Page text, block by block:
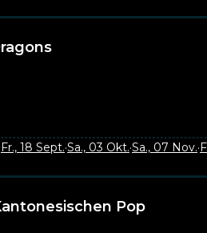
Fr., 18 Sept.·Sa., 03 Okt.·Sa., 07 Nov.·
Pop